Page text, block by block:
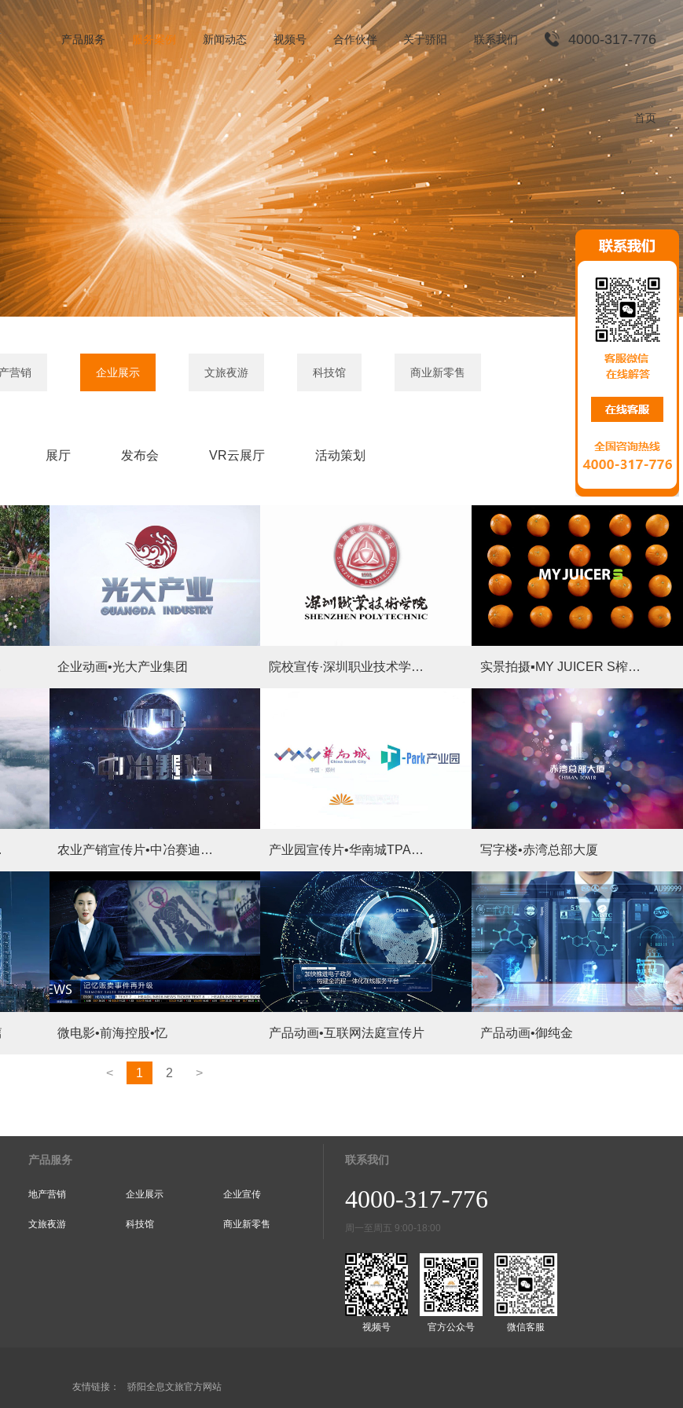
4000-317-776
联系我们
渠道合作
招贤纳士
关于骄阳
合作伙伴
视频号
新闻动态
服务案例
产品服务
首页
营销 企业展示 文旅夜游 科技馆 商业新零售
展厅 发布会 VR云展厅 活动策划
企业动画•光大产业集团 院校宣传·深圳职业技术学院宣传片 实景拍摄▪MY JUICER S榨汁机
育 农业产销宣传片•中冶赛迪智博会产销平台宣传片 产业园宣传片•华南城TPARK产业园 写字楼•赤湾总部大厦
微电影•前海控股•忆 产品动画•互联网法庭宣传片 产品动画•御纯金
< 1 2 >
产品服务
地产营销 企业展示 企业宣传
文旅夜游 科技馆 商业新零售
联系我们
4000-317-776
周一至周五 9:00-18:00
视频号 官方公众号 微信客服
友情链接： 骄阳全息文旅官方网站